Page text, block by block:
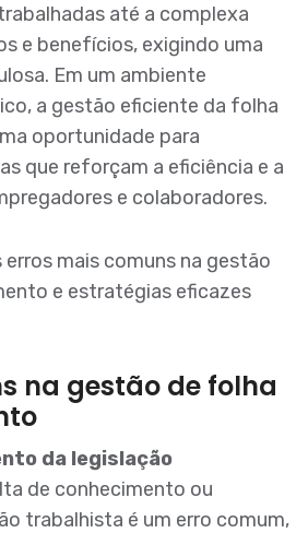
até a complexa
e benefícios, exigindo uma
Em um ambiente
a gestão eficiente da folha
oportunidade para
que reforçam a eficiência e a
e colaboradores.
mais comuns na gestão
e estratégias eficazes
na gestão de folha
da legislação
de conhecimento ou
trabalhista é um erro comum,